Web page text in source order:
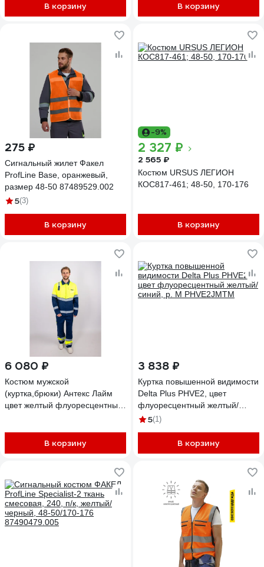
В корзину В корзину
275 ₽
Сигнальный жилет Факел
ProfLine Base, оранжевый,
размер 48-50 87489529.002
5(3)
В корзину
-9%
2 327 ₽
2 565 ₽
Костюм URSUS ЛЕГИОН
КОС817-461; 48-50, 170-176
В корзину
6 080 ₽
Костюм мужской
(куртка,брюки) Антекс Лайм
цвет желтый флуоресцентный/
В корзину
3 838 ₽
Куртка повышенной видимости
Delta Plus PHVE2, цвет
флуоресцентный желтый/
синий, р. М PHVE2JMTM
5(1)
В корзину